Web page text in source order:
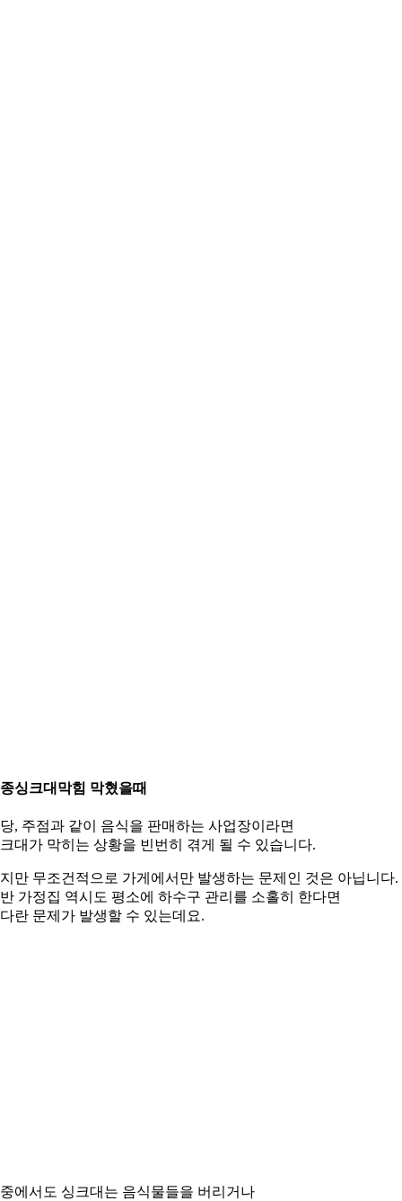
싱크대막힘 막혔을때
, 주점과 같이 음식을 판매하는 사업장이라면
대가 막히는 상황을 빈번히 겪게 될 수 있습니다.
만 무조건적으로 가게에서만 발생하는 문제인 것은 아닙니다.
가정집 역시도 평소에 하수구 관리를 소홀히 한다면
란 문제가 발생할 수 있는데요.
에서도 싱크대는 음식물들을 버리거나